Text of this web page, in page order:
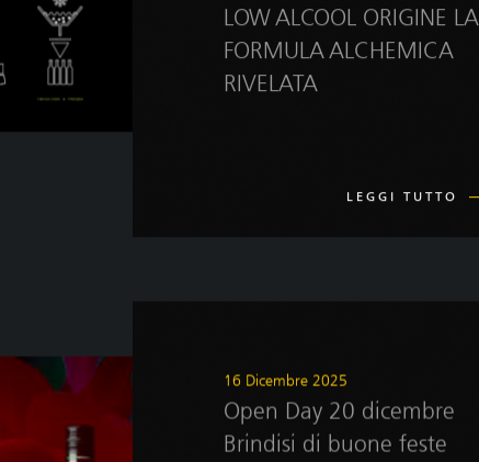
LOW ALCOOL ORIGINE LA
FORMULA ALCHEMICA
RIVELATA
LEGGI TUTTO
16 Dicembre 2025
Open Day 20 dicembre
Brindisi di buone feste